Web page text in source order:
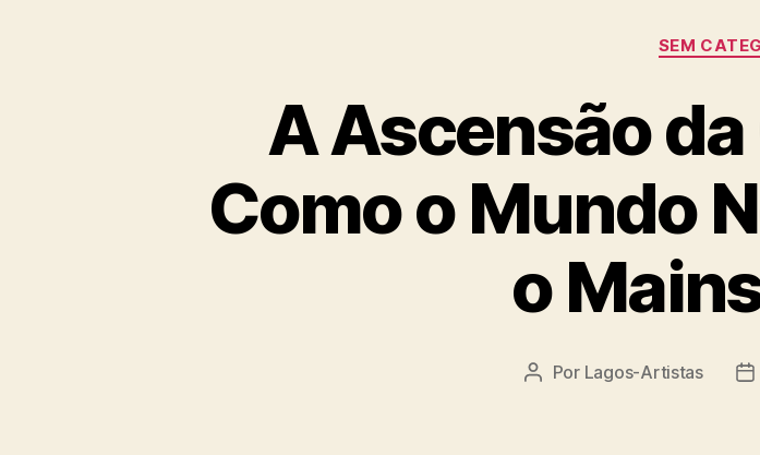
SEM
A Ascensão
Como o Mundo
o
Autor
Por Lagos-Artistas